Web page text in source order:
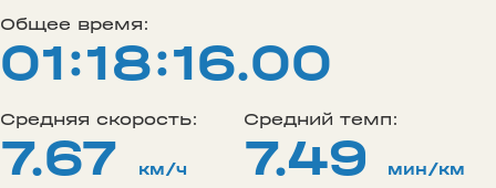
Общее время:
01:18:16.00
Средняя скорость:
7.67 км/ч
Средний темп:
7.49 мин/км